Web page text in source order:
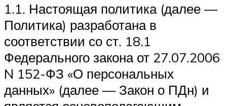
1.1. Настоящая политика (далее —
Политика) разработана в
соответствии со ст. 18.1
Федерального закона от 27.07.2006
N 152-ФЗ «О персональных
данных» (далее — Закон о ПДн) и